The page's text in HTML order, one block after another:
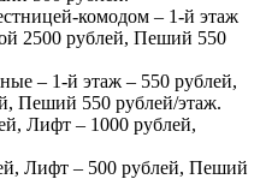
комодом – 1-й этаж
2500 рублей, Пеший 550
– 1-й этаж – 550 рублей,
Пеший 550 рублей/этаж.
Лифт – 1000 рублей,
Лифт – 500 рублей, Пеший